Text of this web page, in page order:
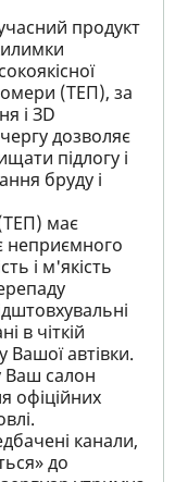
продукт
(ТЕП), за
і ЗD
дозволяє
підлогу і
бруду і
має
неприємного
і м'якість
в чіткій
Вашої автівки.
Ваш салон
офіційних
канали,
до